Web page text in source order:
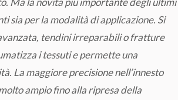
sia per la modalità di applicazione. Si
tendini irreparabili o fratture
i tessuti e permette una
La maggiore precisione nell’innesto
ampio fino alla ripresa della